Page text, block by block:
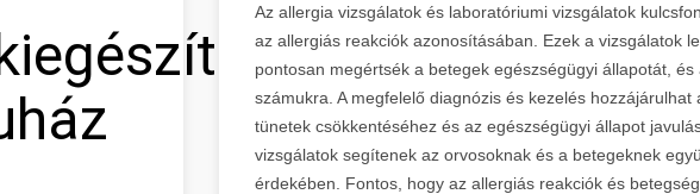
Az allergia vizsgálatok és laboratóriumi vizsgálatok
az allergiás reakciók azonosításában. Ezek a vizsgálatok
pontosan megértsék a betegek egészségügyi állapotát,
számukra. A megfelelő diagnózis és kezelés
tünetek csökkentéséhez és az egészségügyi állapot
vizsgálatok segítenek az orvosoknak és a betegeknek
érdekében. Fontos, hogy az allergiás reakciók és